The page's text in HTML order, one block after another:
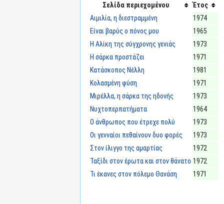
Σελίδα περιεχομένου
Έτος
Αιμιλία, η διεστραμμένη
1974
Είναι βαρύς ο πόνος μου
1965
Η Αλίκη της σύγχρονης γενιάς
1973
Η σάρκα προστάζει
1971
Κατάσκοπος Νέλλη
1981
Κολασμένη φύση
1971
Μιρέλλα, η σάρκα της ηδονής
1973
Νυχτοπερπατήματα
1964
Ο άνθρωπος που έτρεχε πολύ
1973
Οι γενναίοι πεθαίνουν δυο φορές
1973
Στον ίλιγγο της αμαρτίας
1972
Ταξίδι στον έρωτα και στον θάνατο 1972
Τι έκανες στον πόλεμο Θανάση
1971